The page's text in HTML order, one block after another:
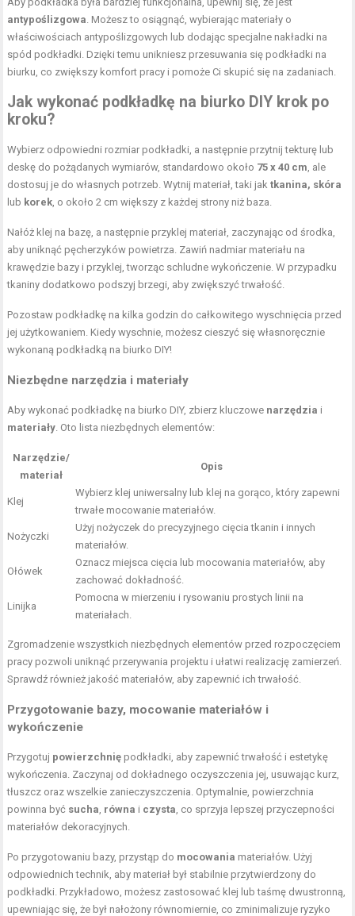
antypoślizgowa . Możesz to osiągnąć, wybierając materiały o
właściwościach antypoślizgowych lub dodając specjalne nakładki na
spód podkładki. Dzięki temu unikniesz przesuwania się podkładki na
biurku, co zwiększy komfort pracy i pomoże Ci skupić się na zadaniach.
Jak wykonać podkładkę na biurko DIY krok po
kroku?
Wybierz odpowiedni rozmiar podkładki, a następnie przytnij tekturę lub
deskę do pożądanych wymiarów, standardowo około 75 x 40 cm , ale
dostosuj je do własnych potrzeb. Wytnij materiał, taki jaktkanina, skóra
lub korek , o około 2 cm większy z każdej strony niż baza.
Nałóż klej na bazę, a następnie przyklej materiał, zaczynając od środka,
aby uniknąć pęcherzyków powietrza. Zawiń nadmiar materiału na
krawędzie bazy i przyklej, tworząc schludne wykończenie. W przypadku
tkaniny dodatkowo podszyj brzegi, aby zwiększyć trwałość.
Pozostaw podkładkę na kilka godzin do całkowitego wyschnięcia przed
jej użytkowaniem. Kiedy wyschnie, możesz cieszyć się własnoręcznie
wykonaną podkładką na biurko DIY!
Niezbędne narzędzia i materiały
Aby wykonać podkładkę na biurko DIY, zbierz kluczowe narzędzia i
materiały . Oto lista niezbędnych elementów:
Narzędzie/
materiał
Opis
Klej
Wybierz klej uniwersalny lub klej na gorąco, który zapewni
trwałe mocowanie materiałów.
Nożyczki
Użyj nożyczek do precyzyjnego cięcia tkanin i innych
materiałów.
Ołówek
Oznacz miejsca cięcia lub mocowania materiałów, aby
zachować dokładność.
Linijka
Pomocna w mierzeniu i rysowaniu prostych linii na
materiałach.
Zgromadzenie wszystkich niezbędnych elementów przed rozpoczęciem
pracy pozwoli uniknąć przerywania projektu i ułatwi realizację zamierzeń.
Sprawdź również jakość materiałów, aby zapewnić ich trwałość.
Przygotowanie bazy, mocowanie materiałów i
wykończenie
Przygotuj powierzchnię podkładki, aby zapewnić trwałość i estetykę
wykończenia. Zaczynaj od dokładnego oczyszczenia jej, usuwając kurz,
tłuszcz oraz wszelkie zanieczyszczenia. Optymalnie, powierzchnia
powinna być sucha równa i czysta , co sprzyja lepszej przyczepności
materiałów dekoracyjnych.
Po przygotowaniu bazy, przystąp do mocowania materiałów. Użyj
odpowiednich technik, aby materiał był stabilnie przytwierdzony do
podkładki. Przykładowo, możesz zastosować klej lub taśmę dwustronną,
upewniając się, że był nałożony równomiernie, co zminimalizuje ryzyko